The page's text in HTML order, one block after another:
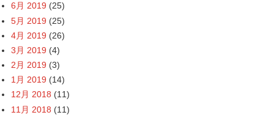
6月 2019 (25)
5月 2019 (25)
4月 2019 (26)
3月 2019 (4)
2月 2019 (3)
1月 2019 (14)
12月 2018 (11)
11月 2018 (11)